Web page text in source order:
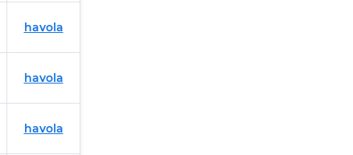
havola
havola
havola